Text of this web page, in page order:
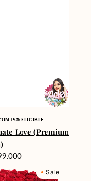
ELIGIBLE
Love (Premium
Sale